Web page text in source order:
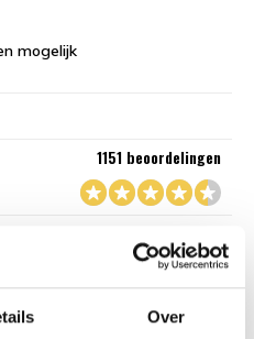
Over
mogelijk
1151 beoordelingen
en kwaliteit
varianten: